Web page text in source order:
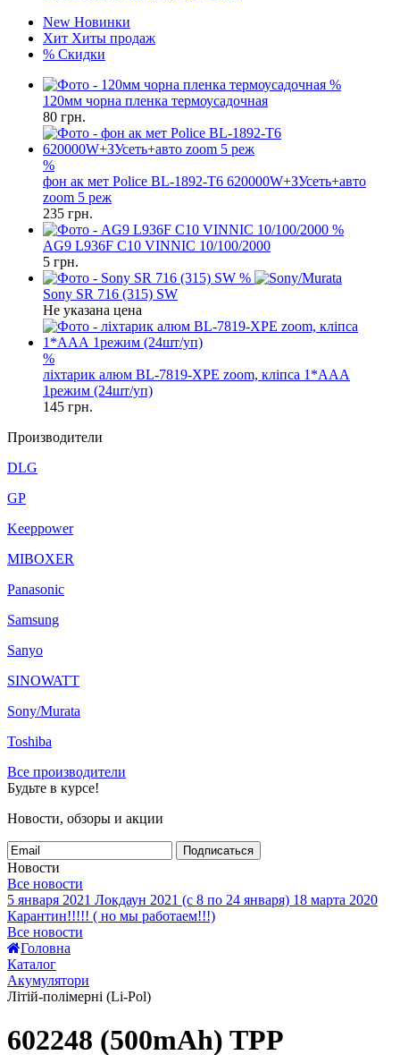
New Новинки
Хит Хиты продаж
% Скидки
%
120мм чорна пленка термоусадочная
80 грн.
%
фон ак мет Police BL-1892-T6 620000W+ЗУсеть+авто
zoom 5 реж
235 грн.
%
AG9 L936F C10 VINNIC 10/100/2000
5 грн.
%
Sony SR 716 (315) SW
Не указана цена
%
ліхтарик алюм BL-7819-XPE zoom, кліпса 1*ААА
1режим (24шт/уп)
145 грн.
Производители
DLG
GP
Keeppower
MIBOXER
Panasonic
Samsung
Sanyo
SINOWATT
Sony/Murata
Toshiba
Все производители
Будьте в курсе!
Новости, обзоры и акции
Подписаться
Новости
Все новости
5 января 2021 Локдаун 2021 (с 8 по 24 января) 18 марта 2020
Карантин!!!!! ( но мы работаем!!!)
Все новости
Головна
Каталог
Акумулятори
Літій-полімерні (Li-Pol)
602248 (500mAh) TPP